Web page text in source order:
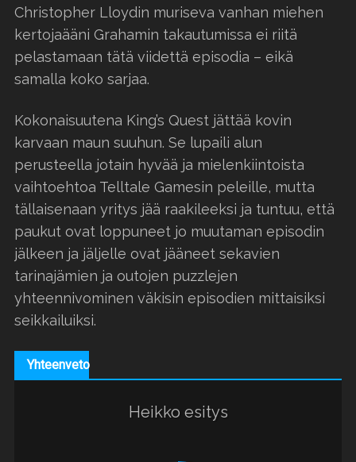
Christopher Lloydin muriseva vanhan miehen
kertojaääni Grahamin takautumissa ei riitä
pelastamaan tätä viidettä episodia – eikä
samalla koko sarjaa.
Kokonaisuutena King’s Quest jättää kovin
karvaan maun suuhun. Se lupaili alun
perusteella jotain hyvää ja mielenkiintoista
vaihtoehtoa Telltale Gamesin peleille, mutta
tällaisenaan yritys jää raakileeksi ja tuntuu, että
paukut ovat loppuneet jo muutaman episodin
jälkeen ja jäljelle ovat jääneet sekavien
tarinajämien ja outojen puzzlejen
yhteennivominen väkisin episodien mittaisiksi
seikkailuiksi.
Yhteenveto
Heikko esitys